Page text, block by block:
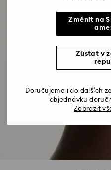
Změnit na
Zůstat v
Doručujeme i do dalších
objednávku
Zobrazit